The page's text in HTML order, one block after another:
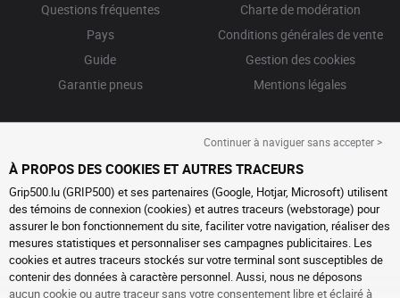
Questions fréquentes
Pays
Guide
Garantie pneus
Charte de modération
Conditions générales de vente
Gestion des cookies
Mentions légales
Continuer à naviguer sans accepter >
À PROPOS DES COOKIES ET AUTRES TRACEURS
Grip500.lu (GRIP500) et ses partenaires (Google, Hotjar, Microsoft) utilisent
des témoins de connexion (cookies) et autres traceurs (webstorage) pour
assurer le bon fonctionnement du site, faciliter votre navigation, réaliser des
mesures statistiques et personnaliser ses campagnes publicitaires. Les
cookies et autres traceurs stockés sur votre terminal sont susceptibles de
contenir des données à caractère personnel. Aussi, nous ne déposons
aucun cookie ou autre traceur sans votre consentement libre et éclairé à